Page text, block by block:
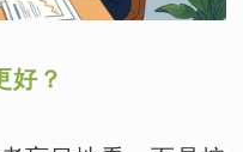
好？